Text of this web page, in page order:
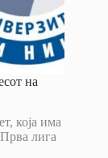
на
која има
лига